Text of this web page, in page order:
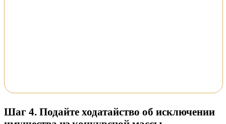
Шаг 4. Подайте ходатайство об исключении